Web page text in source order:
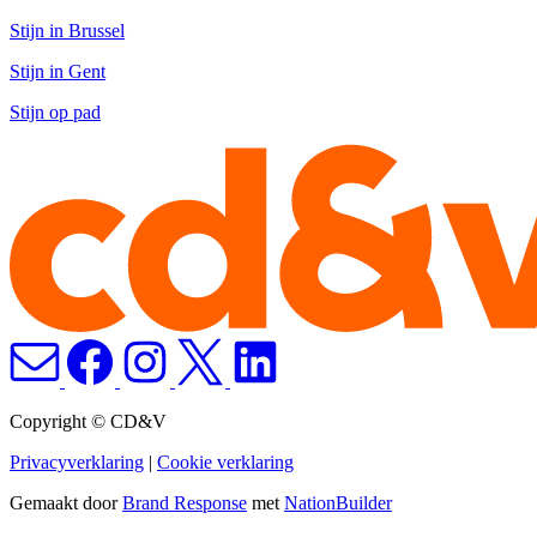
Stijn in Brussel
Stijn in Gent
Stijn op pad
Copyright © CD&V
Privacyverklaring | Cookie verklaring
Gemaakt doorBrand Response metNationBuilder